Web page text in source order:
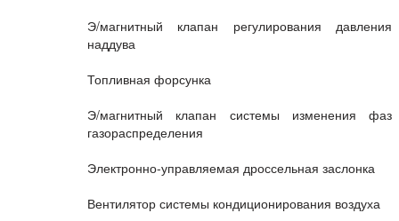
Э/магнитный клапан регулирования давления
наддува
Топливная форсунка
Э/магнитный клапан системы изменения фаз
газораспределения
Электронно-управляемая дроссельная заслонка
Вентилятор системы кондиционирования воздуха